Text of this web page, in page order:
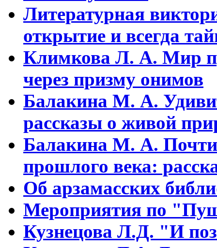
Литературная
открытие и всегда
Климкова Л. А. Мир
через призму онимов
Балакина М. А.
рассказы о живой
Балакина М. А. Почти
прошлого века:
Об арзамасских
Мероприятия по
Кузнецова Л.Д. "И